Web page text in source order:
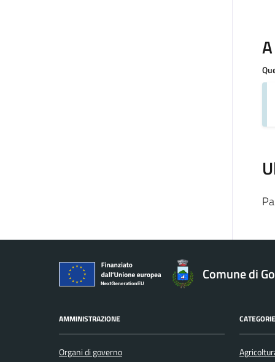
Comune di
AMMINISTRAZIONE
Organi di governo